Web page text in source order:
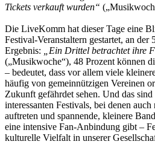
Tickets verkauft wurden“
Die LiveKomm hat dieser Tage eine
Festival-Veranstaltern gestartet, an der
Ergebnis:
„Ein Drittel betrachtet ihre
(„Musikwoche“), 48 Prozent können
– bedeutet, dass vor allem viele
häufig von gemeinnützigen Vereinen
Zukunft gefährdet sehen. Und das
interessanten Festivals, bei denen
auftreten und spannende, kleinere
eine intensive Fan-Anbindung gibt –
kulturelle Vielfalt in unserer